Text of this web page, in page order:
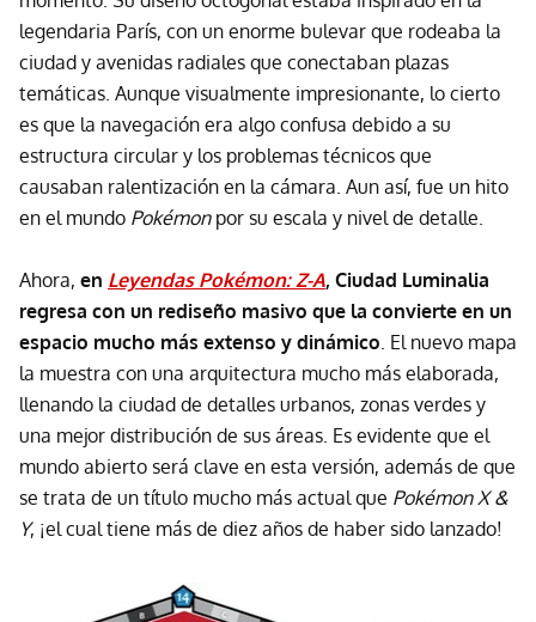
legendaria París, con un enorme bulevar que rodeaba la
ciudad y avenidas radiales que conectaban plazas
temáticas. Aunque visualmente impresionante, lo cierto
es que la navegación era algo confusa debido a su
estructura circular y los problemas técnicos que
causaban ralentización en la cámara. Aun así, fue un hito
en el mundo Pokémon por su escala y nivel de detalle.
Ahora, en Leyendas Pokémon: Z-A, Ciudad Luminalia
regresa con un rediseño masivo que la convierte en un
espacio mucho más extenso y dinámico. El nuevo mapa
la muestra con una arquitectura mucho más elaborada,
llenando la ciudad de detalles urbanos, zonas verdes y
una mejor distribución de sus áreas. Es evidente que el
mundo abierto será clave en esta versión, además de que
se trata de un título mucho más actual que Pokémon X &
Y, ¡el cual tiene más de diez años de haber sido lanzado!